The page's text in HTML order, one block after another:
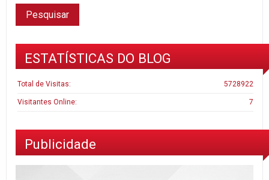
ESTATÍSTICAS DO BLOG
5728922
Total de Visitas:
7
Visitantes Online:
Publicidade